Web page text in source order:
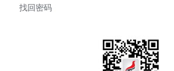
找回密码